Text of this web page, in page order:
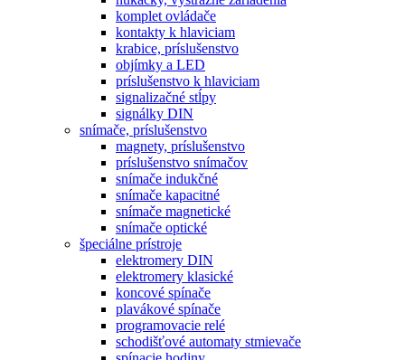
komplet ovládače
kontakty k hlaviciam
krabice, príslušenstvo
objímky a LED
príslušenstvo k hlaviciam
signalizačné stĺpy
signálky DIN
snímače, príslušenstvo
magnety, príslušenstvo
príslušenstvo snímačov
snímače indukčné
snímače kapacitné
snímače magnetické
snímače optické
špeciálne prístroje
elektromery DIN
elektromery klasické
koncové spínače
plavákové spínače
programovacie relé
schodišťové automaty stmievače